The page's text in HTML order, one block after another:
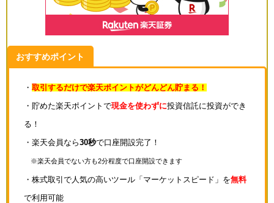
おすすめポイント
・ 取引するだけで楽天ポイントがどんどん貯まる！
・貯めた楽天ポイントで現金を使わずに投資信託に投資ができ
る！
・楽天会員なら30秒で口座開設完了！
※楽天会員でない方も2分程度で口座開設できます
・株式取引で人気の高いツール「マーケットスピード」を無料
で利用可能